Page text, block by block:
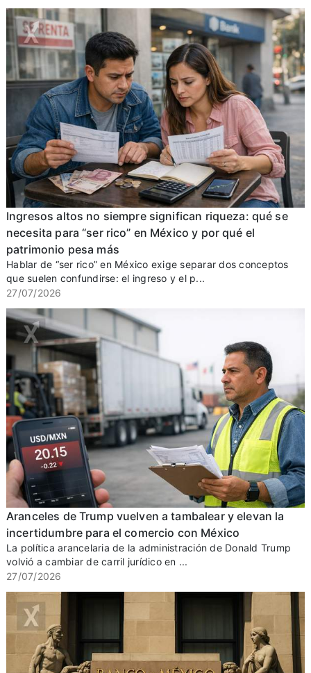
Ingresos altos no siempre significan riqueza: qué se
necesita para “ser rico” en México y por qué el
patrimonio pesa más
Hablar de “ser rico” en México exige separar dos conceptos
que suelen confundirse: el ingreso y el p...
27/07/2026
Aranceles de Trump vuelven a tambalear y elevan la
incertidumbre para el comercio con México
La política arancelaria de la administración de Donald Trump
volvió a cambiar de carril jurídico en ...
27/07/2026